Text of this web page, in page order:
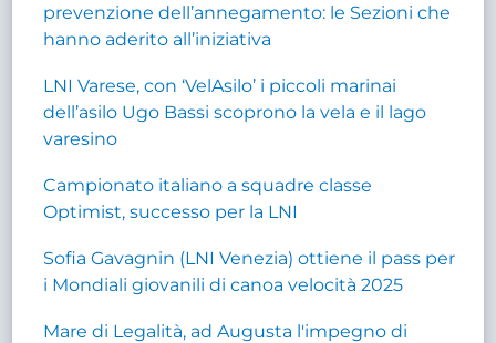
prevenzione dell’annegamento: le Sezioni che
hanno aderito all’iniziativa
LNI Varese, con ‘VelAsilo’ i piccoli marinai
dell’asilo Ugo Bassi scoprono la vela e il lago
varesino
Campionato italiano a squadre classe
Optimist, successo per la LNI
Sofia Gavagnin (LNI Venezia) ottiene il pass per
i Mondiali giovanili di canoa velocità 2025
Mare di Legalità, ad Augusta l'impegno di